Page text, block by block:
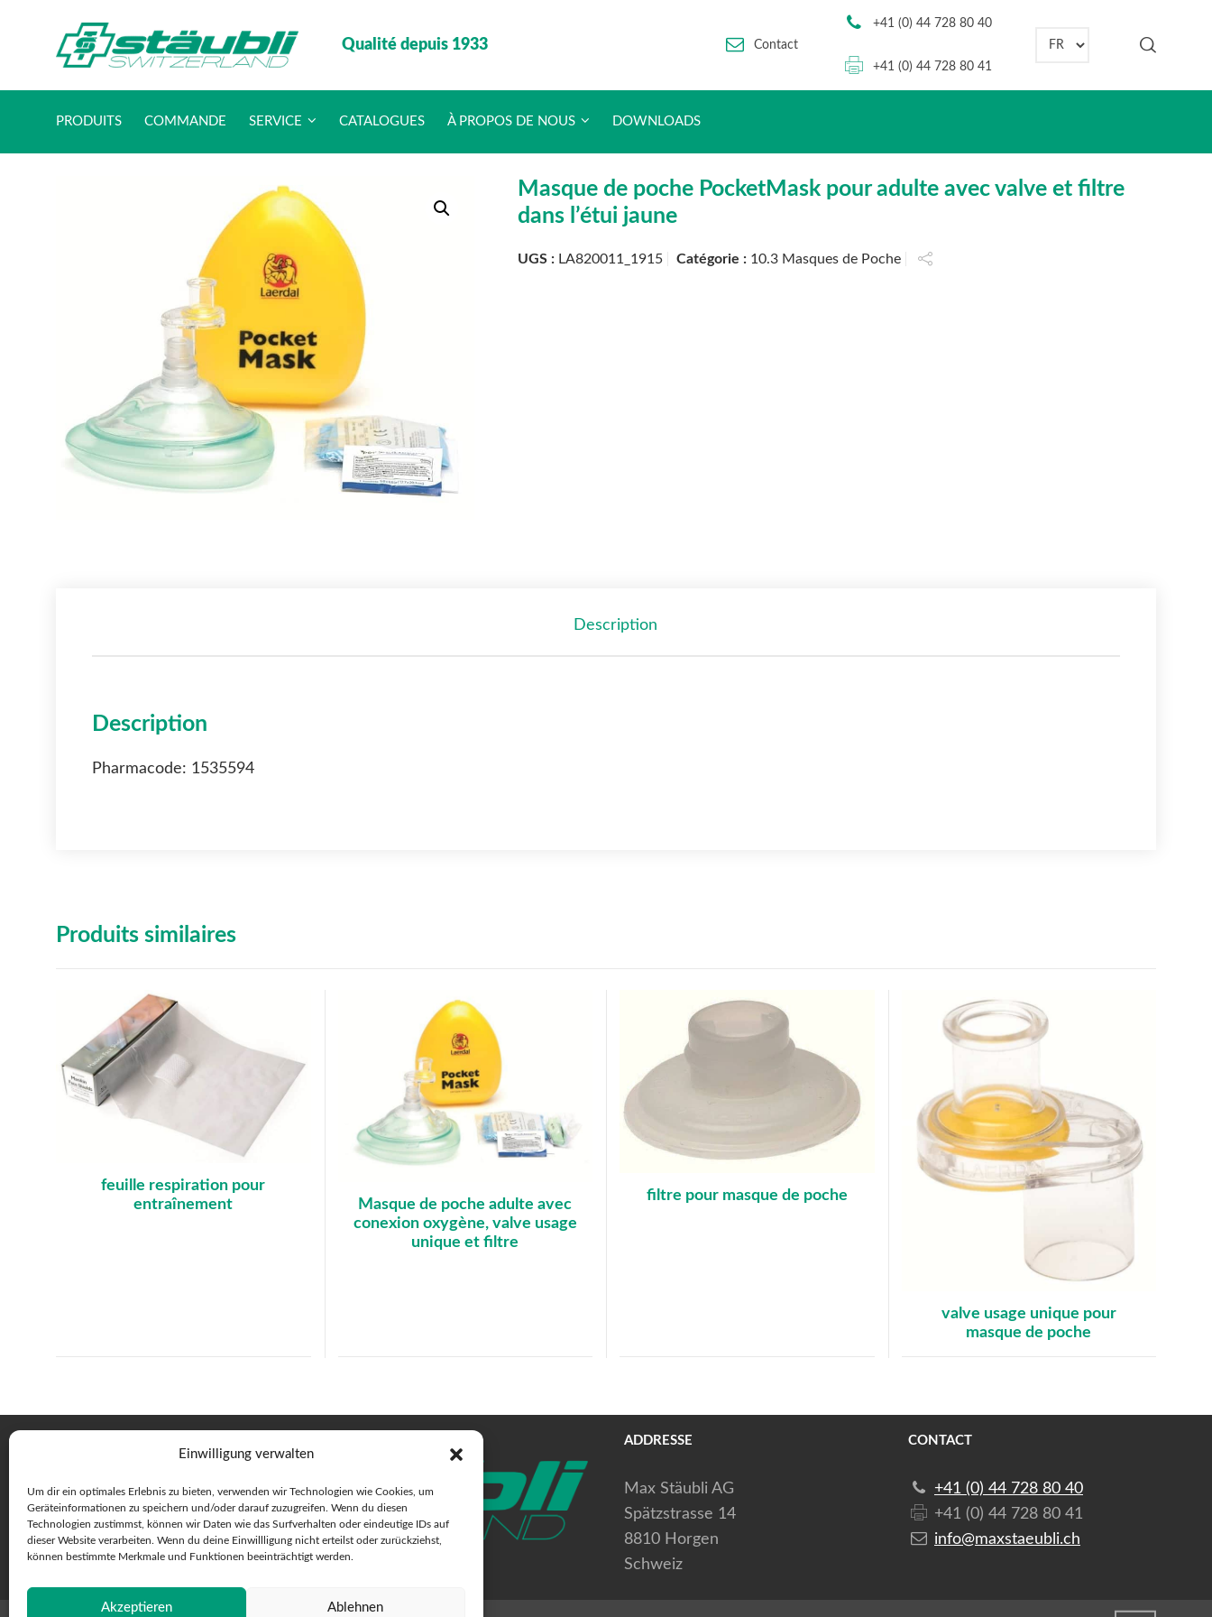
Einwilligung verwalten
Um dir ein optimales Erlebnis zu bieten, verwenden wir Technologien wie Cookies, um
Geräteinformationen zu speichern und/oder darauf zuzugreifen. Wenn du diesen
Technologien zustimmst, können wir Daten wie das Surfverhalten oder eindeutige IDs auf
dieser Website verarbeiten. Wenn du deine Einwillligung nicht erteilst oder zurückziehst,
können bestimmte Merkmale und Funktionen beeinträchtigt werden.
Akzeptieren Ablehnen
Qualité depuis 1933 Contact
+41 (0) 44 728 80 40
+41 (0) 44 728 80 41
PRODUITS COMMANDE SERVICE CATALOGUES À PROPOS DE NOUS DOWNLOADS
Masque de poche PocketMask pour adulte avec valve et filtre
dans l’étui jaune
UGS : LA820011_1915 Catégorie : 10.3 Masques de Poche
Description
Description
Pharmacode: 1535594
Produits similaires
feuille respiration pour
entraînement
Masque de poche adulte avec
conexion oxygène, valve usage
unique et filtre
filtre pour masque de poche
valve usage unique pour
masque de poche
ADDRESSE
Max Stäubli AG
Spätzstrasse 14
8810 Horgen
Schweiz
CONTACT
+41 (0) 44 728 80 40
+41 (0) 44 728 80 41
info@maxstaeubli.ch